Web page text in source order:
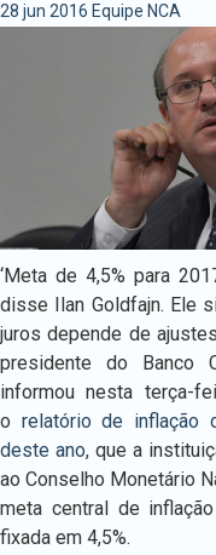
28 jun 2016 Equipe NCA
‘Meta de 4,5% para
disse Ilan Goldfajn. Ele
juros depende de
presidente do Banco
informou nesta terça-
o relatório de inflação
deste ano,que a
ao Conselho Monetário
meta central de
fixada em 4,5%.